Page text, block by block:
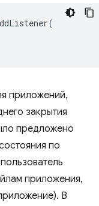
(
приложений,
закрытия
предложено
по
приложения,
В